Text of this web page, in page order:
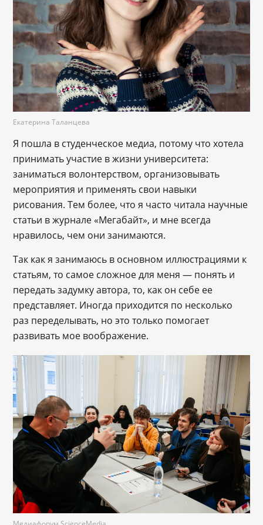
Екатерина Таланцева
Я пошла в студенческое медиа, потому что хотела
принимать участие в жизни университета:
заниматься волонтерством, организовывать
мероприятия и применять свои навыки
рисования. Тем более, что я часто читала научные
статьи в журнале «Мегабайт», и мне всегда
нравилось, чем они занимаются.
Так как я занимаюсь в основном иллюстрациями к
статьям, то самое сложное для меня — понять и
передать задумку автора, то, как он себе ее
представляет. Иногда приходится по несколько
раз переделывать, но это только помогает
развивать мое воображение.